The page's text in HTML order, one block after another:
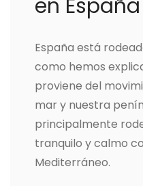
en España
España está
como hemos
proviene del
mar y nuestra
principalmente
tranquilo y calmo
Mediterráneo.